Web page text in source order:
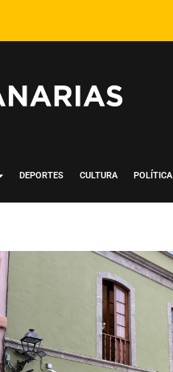
DEPORTES CULTURA POLÍTICA